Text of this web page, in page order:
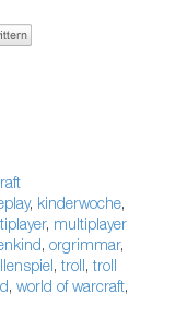
, kinderwoche,
, multiplayer
, orgrimmar,
,troll,troll
, world of warcraft,